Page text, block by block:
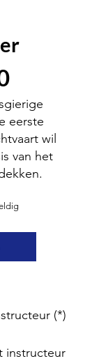
eerste
wil
van het
(*)
instructeur